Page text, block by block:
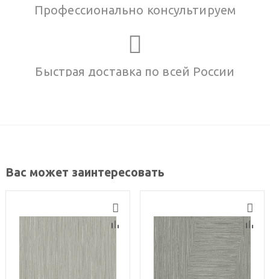
Профессионально консультируем
Быстрая доставка по всей России
Вас может заинтересовать